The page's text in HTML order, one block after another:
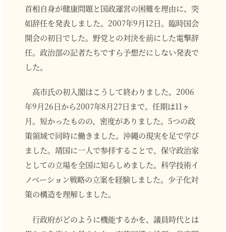
首相自身が健康問題と国政運営の困難を理由に、突
如辞任を発表しました。2007年9月12日。臨時国会
開会の初日でした。野党との対決を前にした電撃辞
任。政治部の記者たちですら予想だにしない発表で
した。
高市氏の初入閣はこうして終わりました。2006
年9月26日から2007年8月27日まで。任期は11ヶ
月。短かったものの、密度がありました。5つの政
策領域で同時に働きました。沖縄の現実を足で学び
ました。靖国に一人で参拝することで、保守政治家
としての立場を全国に知らしめました。科学技術イ
ノベーション戦略の立案を経験しました。少子化対
策の構造を理解しました。
行政府がどのように機能するかを、議員時代とは